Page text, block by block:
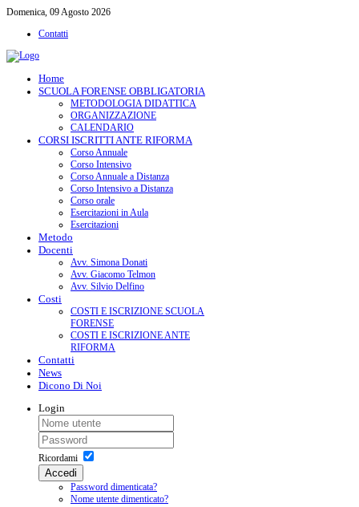
Domenica, 09 Agosto 2026
Contatti
Home
SCUOLA FORENSE OBBLIGATORIA
METODOLOGIA DIDATTICA
ORGANIZZAZIONE
CALENDARIO
CORSI ISCRITTI ANTE RIFORMA
Corso Annuale
Corso Intensivo
Corso Annuale a Distanza
Corso Intensivo a Distanza
Corso orale
Esercitazioni in Aula
Esercitazioni
Metodo
Docenti
Avv. Simona Donati
Avv. Giacomo Telmon
Avv. Silvio Delfino
Costi
COSTI E ISCRIZIONE SCUOLA
FORENSE
COSTI E ISCRIZIONE ANTE
RIFORMA
Contatti
News
Dicono Di Noi
Login
Ricordami
Accedi
Password dimenticata?
Nome utente dimenticato?